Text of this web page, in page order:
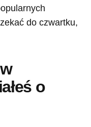
do czwartku,
o